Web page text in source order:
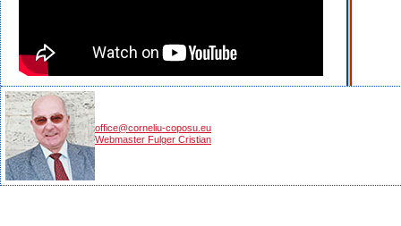
office@corneliu-coposu.eu
Webmaster Fulger Cristian